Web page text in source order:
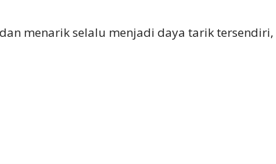
menarik selalu menjadi daya tarik